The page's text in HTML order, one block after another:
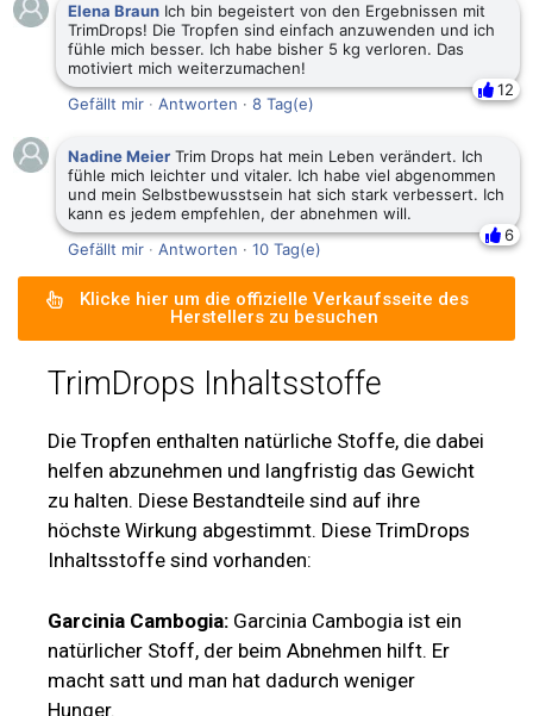
Elena Braun Ich bin begeistert von den Ergebnissen mit
TrimDrops! Die Tropfen sind einfach anzuwenden und ich
fühle mich besser. Ich habe bisher 5 kg verloren. Das
motiviert mich weiterzumachen!
12
Gefällt mir · Antworten · 8 Tag(e)
Nadine Meier Trim Drops hat mein Leben verändert. Ich
fühle mich leichter und vitaler. Ich habe viel abgenommen
und mein Selbstbewusstsein hat sich stark verbessert. Ich
kann es jedem empfehlen, der abnehmen will.
6
Gefällt mir · Antworten · 10 Tag(e)
Klicke hier um die offizielle Verkaufsseite des
Herstellers zu besuchen
TrimDrops Inhaltsstoffe
Die Tropfen enthalten natürliche Stoffe, die dabei
helfen abzunehmen und langfristig das Gewicht
zu halten. Diese Bestandteile sind auf ihre
höchste Wirkung abgestimmt. Diese TrimDrops
Inhaltsstoffe sind vorhanden:
Garcinia Cambogia: Garcinia Cambogia ist ein
natürlicher Stoff, der beim Abnehmen hilft. Er
macht satt und man hat dadurch weniger
Hunger.